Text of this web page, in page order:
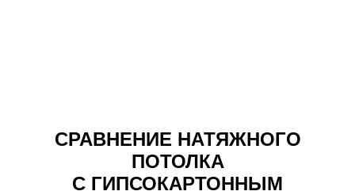
СРАВНЕНИЕ НАТЯЖНОГО
ПОТОЛКА
С ГИПСОКАРТОННЫМ